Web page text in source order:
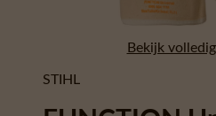
Bekijk
STIHL